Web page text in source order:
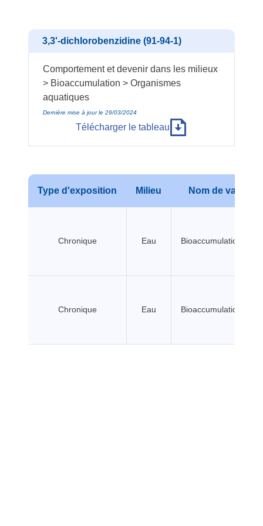
3,3'-dichlorobenzidine (91-94-1)
Comportement et devenir dans les milieux
> Bioaccumulation > Organismes
aquatiques
Dernière mise à jour le 29/03/2024
Télécharger le tableau
Type d'exposition Milieu Nom de valeur
Chronique Eau Bioaccumulation BCF
Chronique Eau Bioaccumulation BCF